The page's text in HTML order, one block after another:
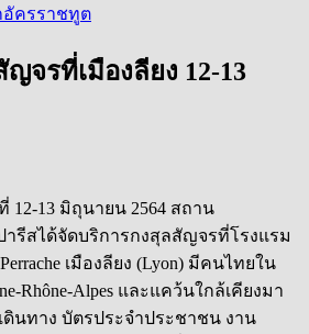
อัครราชทูต
จรที่เมืองลียง 12-13
12-13 มิถุนายน 2564 สถาน
รีสได้จัดบริการกงสุลสัญจรที่โรงแรม
Perrache เมืองลียง (Lyon) มีคนไทยใน
Rhône-Alpes และแคว้นใกล้เคียงมา
นทาง บัตรประจำประชาชน งาน